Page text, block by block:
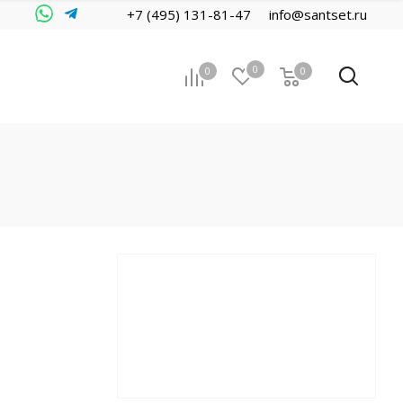
+7 (495) 131-81-47 info@santset.ru
0 0 0